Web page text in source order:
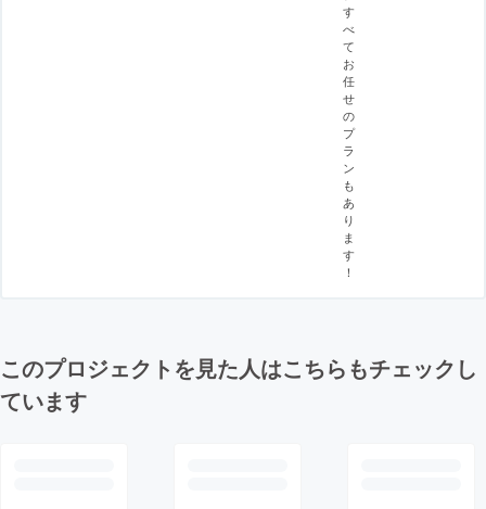
す
べ
て
お
任
せ
の
プ
ラ
ン
も
あ
り
ま
す
！
このプロジェクトを見た人はこちらもチェックし
ています